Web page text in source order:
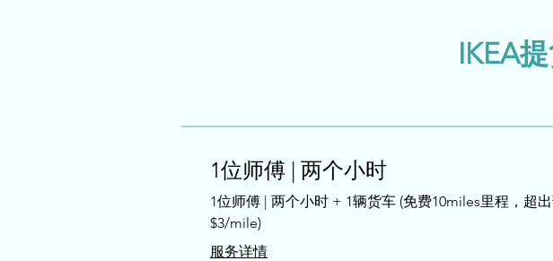
IKEA
1位师傅 | 两个小时
1位师傅 | 两个小时 + 1辆货车 (免费10miles里程，超
$3/mile)
服务详情